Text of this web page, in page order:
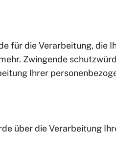
für die Verarbeitung, die
Zwingende
Ihrer
über die Verarbeitung